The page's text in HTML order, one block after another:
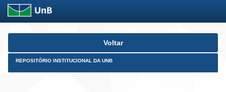
Skip
Voltar
REPOSITÓRIO INSTITUCIONAL DA UNB